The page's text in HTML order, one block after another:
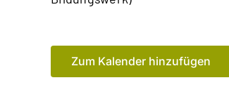
Zum Kalender hinzufügen